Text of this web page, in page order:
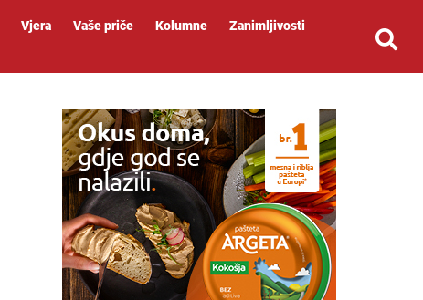
Vjera Vaše priče Kolumne
Zanimljivosti